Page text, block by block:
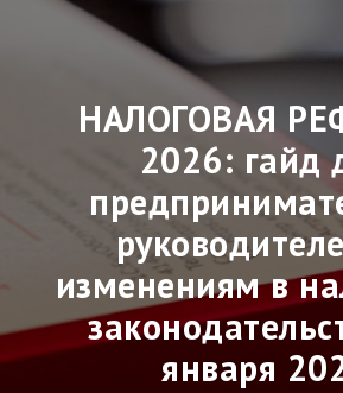
НАЛОГОВАЯ
2026: гайд
изменениям в
января